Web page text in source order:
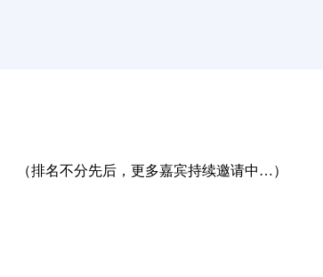
（排名不分先后，更多嘉宾持续邀请中…）